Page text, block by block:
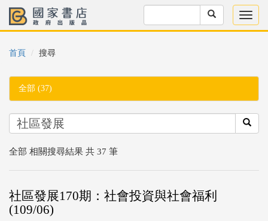
首頁 搜尋
全部 (37)
全部 相關搜尋結果 共 37 筆
社區發展170期：社會投資與社會福利
(109/06)